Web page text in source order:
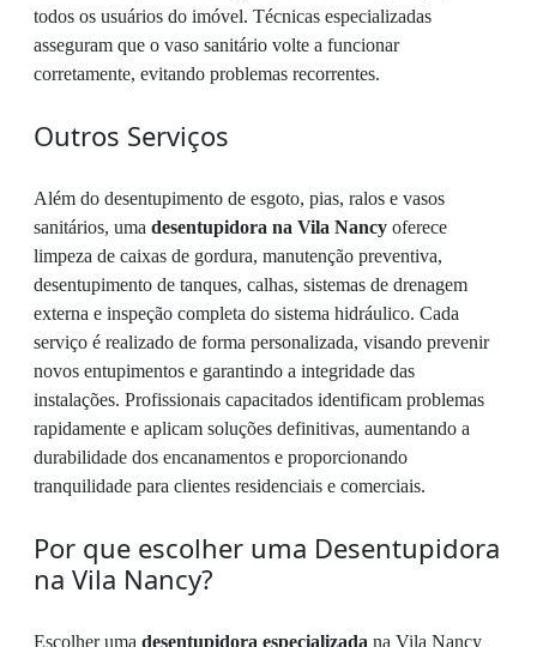
todos os usuários do imóvel. Técnicas especializadas
asseguram que o vaso sanitário volte a funcionar
corretamente, evitando problemas recorrentes.
Outros Serviços
Além do desentupimento de esgoto, pias, ralos e vasos
sanitários, uma desentupidora na Vila Nancy oferece
limpeza de caixas de gordura, manutenção preventiva,
desentupimento de tanques, calhas, sistemas de drenagem
externa e inspeção completa do sistema hidráulico. Cada
serviço é realizado de forma personalizada, visando prevenir
novos entupimentos e garantindo a integridade das
instalações. Profissionais capacitados identificam problemas
rapidamente e aplicam soluções definitivas, aumentando a
durabilidade dos encanamentos e proporcionando
tranquilidade para clientes residenciais e comerciais.
Por que escolher uma Desentupidora
na Vila Nancy?
Escolher uma desentupidora especializada na Vila Nancy